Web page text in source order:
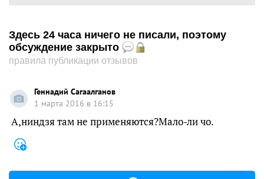
Здесь 24 часа ничего не писали, поэтому
обсуждение закрыто
правила публикации отзывов
Геннадий Сагаалганов
1 марта 2016 в 16:15
А,ниндзя там не применяются?Мало-ли чо.